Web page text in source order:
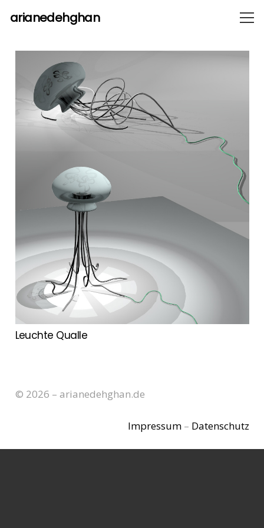
arianedehghan
Leuchte Qualle
© 2026 – arianedehghan.de
Impressum– Datenschutz